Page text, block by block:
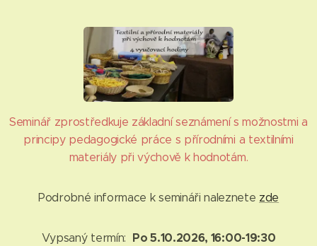
Seminář zprostředkuje základní seznámení s možnostmi a
principy pedagogické práce s přírodními a textilními
materiály při výchově k hodnotám.
Podrobné informace k semináři naleznete zde
Vypsaný termín: Po 5.10.2026, 16:00-19:30